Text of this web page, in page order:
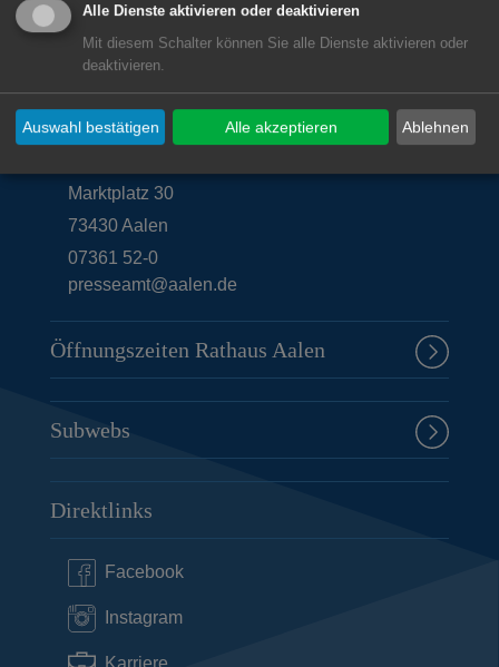
Unsere Anschrift
Marktplatz 30
73430Aalen
07361 52-0
presseamt@aalen.de
Öffnungszeiten Rathaus Aalen
Subwebs
Direktlinks
Facebook
Instagram
Alle Dienste aktivieren oder deaktivieren
Mit diesem Schalter können Sie alle Dienste aktivieren oder
deaktivieren.
Ablehnen
Auswahl bestätigen Alle akzeptieren